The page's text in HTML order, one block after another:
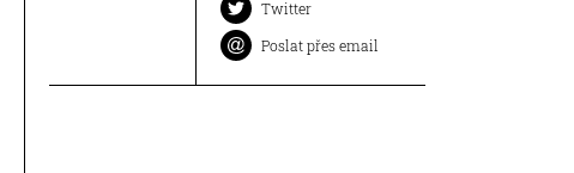
Twitter
Poslat přes email